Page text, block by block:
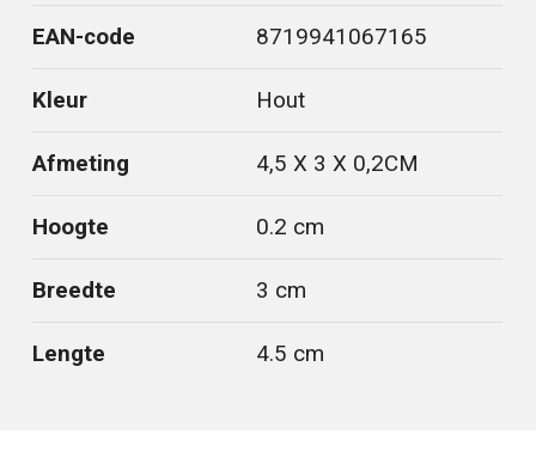
EAN-code 8719941067165
Kleur Hout
Afmeting 4,5 X 3 X 0,2CM
Hoogte 0.2 cm
Breedte 3 cm
Lengte 4.5 cm